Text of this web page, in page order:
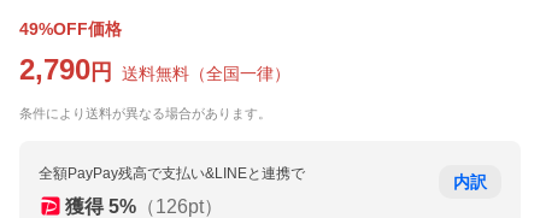
49%OFF価格
2,790 円 送料無料 （全国一律）
条件により送料が異なる場合があります。
全額PayPay残高で支払い&LINEと連携で
獲得 5% （126pt）
内訳